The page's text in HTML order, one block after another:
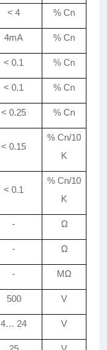
<4 % Cn
4mA % Cn
< 0.1 % Cn
< 0.1 % Cn
< 0.25 % Cn
< 0.15
% Cn/10
K
< 0.1
% Cn/10
K
- Ω
- Ω
- MΩ
500 V
4… 24 V